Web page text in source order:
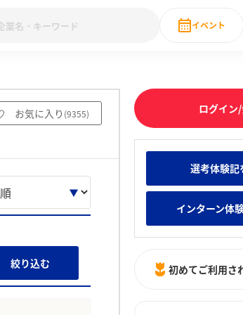
みんなの新卒就職人気企業ランキング み
28卒 IT・DX現場社員インタビュー
イベント
直
お気に入り (9355)
絞り込む
ログイン
選考体験記
インターン体
初めてご利用さ